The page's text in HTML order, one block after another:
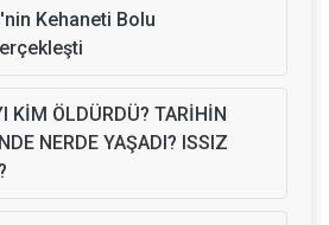
Kehaneti Bolu
KİM ÖLDÜRDÜ? TARİHİN
NERDE YAŞADI? ISSIZ